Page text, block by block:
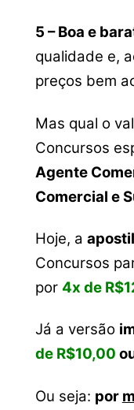
5 – Boa e
qualidade e,
preços bem
Mas qual o
Concursos
Agente
Comercial e
Hoje, a
Concursos
por 4x de
Já a versão
de R$10,00
Ou seja: por